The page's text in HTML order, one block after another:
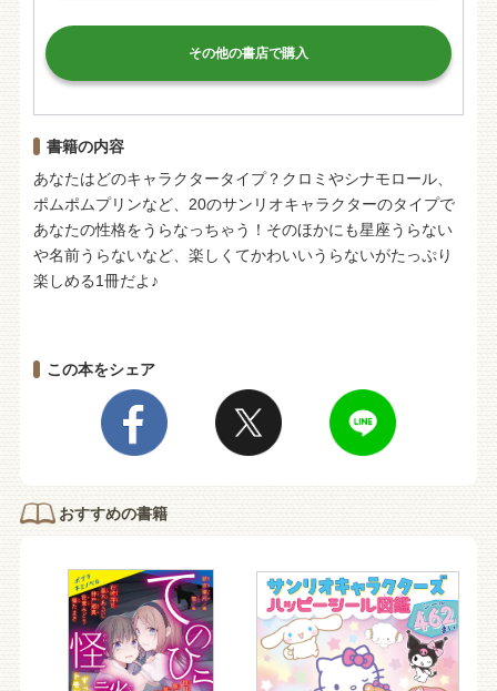
その他の書店で購入
書籍の内容
あなたはどのキャラクタータイプ？クロミやシナモロール、
ポムポムプリンなど、20のサンリオキャラクターのタイプで
あなたの性格をうらなっちゃう！そのほかにも星座うらない
や名前うらないなど、楽しくてかわいいうらないがたっぷり
楽しめる1冊だよ♪
この本をシェア
おすすめの書籍